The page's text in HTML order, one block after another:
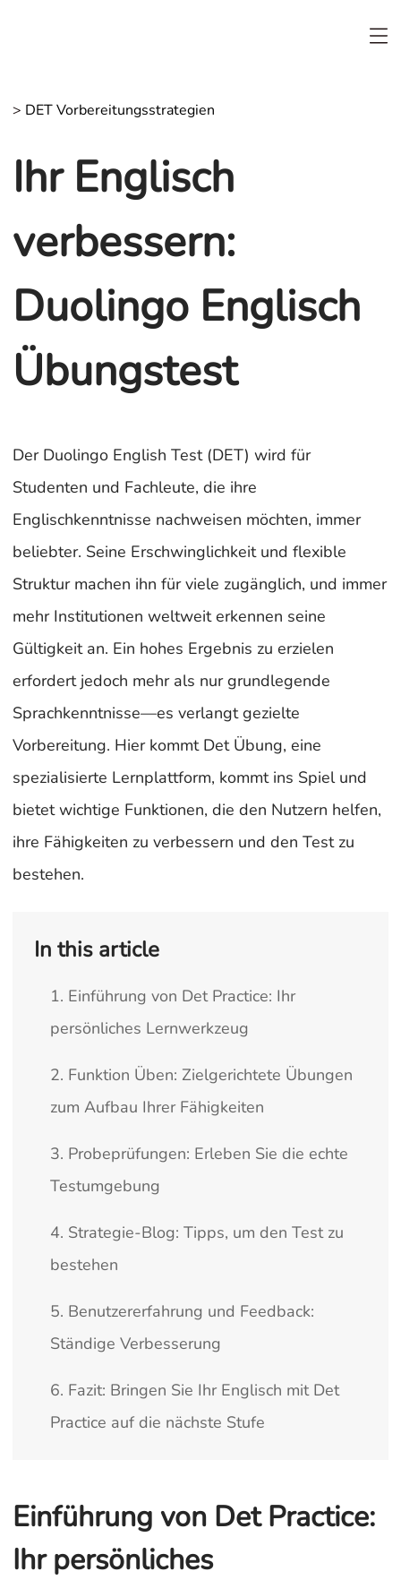
> DET Vorbereitungsstrategien
Ihr Englisch
verbessern:
Duolingo Englisch
Übungstest
Der Duolingo English Test (DET) wird für
Studenten und Fachleute, die ihre
Englischkenntnisse nachweisen möchten, immer
beliebter. Seine Erschwinglichkeit und flexible
Struktur machen ihn für viele zugänglich, und immer
mehr Institutionen weltweit erkennen seine
Gültigkeit an. Ein hohes Ergebnis zu erzielen
erfordert jedoch mehr als nur grundlegende
Sprachkenntnisse—es verlangt gezielte
Vorbereitung. Hier kommt Det Übung, eine
spezialisierte Lernplattform, kommt ins Spiel und
bietet wichtige Funktionen, die den Nutzern helfen,
ihre Fähigkeiten zu verbessern und den Test zu
bestehen.
In this article
1. Einführung von Det Practice: Ihr
persönliches Lernwerkzeug
2. Funktion Üben: Zielgerichtete Übungen
zum Aufbau Ihrer Fähigkeiten
3. Probeprüfungen: Erleben Sie die echte
Testumgebung
4. Strategie-Blog: Tipps, um den Test zu
bestehen
5. Benutzererfahrung und Feedback:
Ständige Verbesserung
6. Fazit: Bringen Sie Ihr Englisch mit Det
Practice auf die nächste Stufe
Einführung von Det Practice:
Ihr persönliches